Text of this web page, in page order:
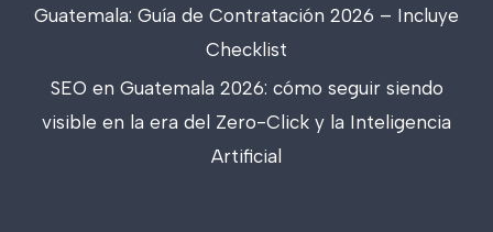
Guatemala: Guía de Contratación 2026 – Incluye
Checklist
SEO en Guatemala 2026: cómo seguir siendo
visible en la era del Zero-Click y la Inteligencia
Artificial